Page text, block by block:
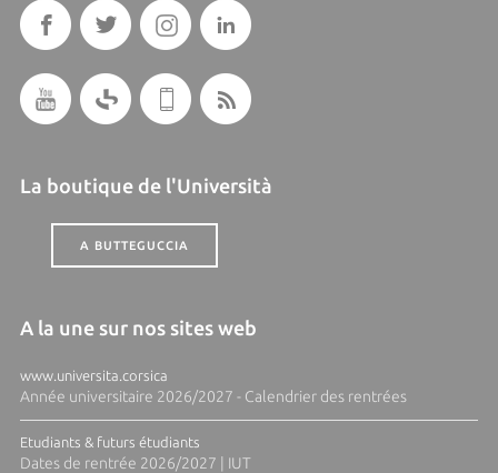
La boutique de l'Università
A BUTTEGUCCIA
A la une sur nos sites web
www.universita.corsica
Année universitaire 2026/2027 - Calendrier des rentrées
Etudiants & futurs étudiants
Dates de rentrée 2026/2027 | IUT